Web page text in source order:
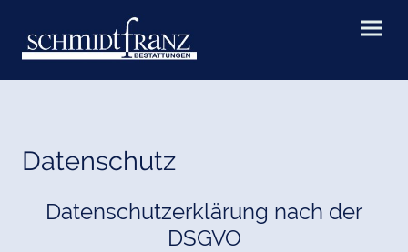
Datenschutz
Datenschutzerklärung nach der
DSGVO